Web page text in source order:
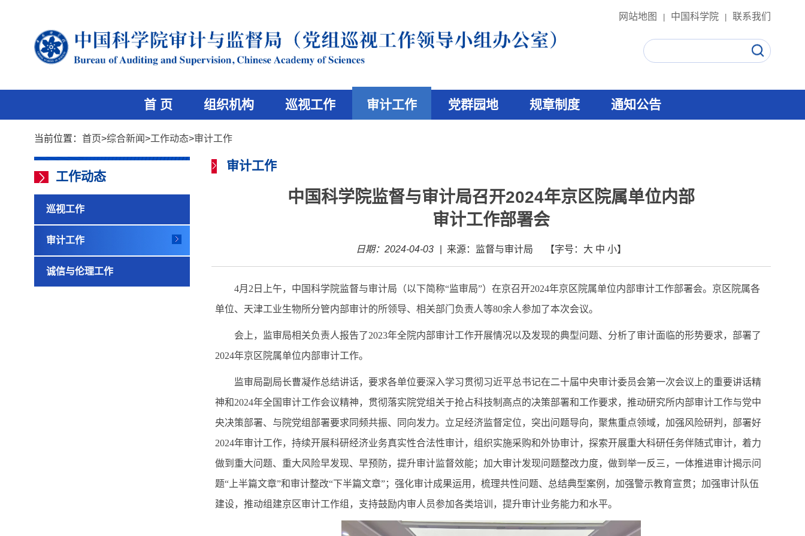
网站地图 中国科学院 联系我们
首 页 组织机构 巡视工作 审计工作 党群园地 规章制度 通知公告
当前位置： 首页>综合新闻>工作动态>审计工作
工作动态
巡视工作
审计工作
诚信与伦理工作
审计工作
中国科学院监督与审计局召开2024年京区院属单位内部
审计工作部署会
日期：2024-04-03 来源：监督与审计局 【字号： 大 中 小】
4月2日上午，中国科学院监督与审计局（以下简称“监审局”）在京召开2024年京区院属单位内部审计工作部署会。京区院属各
单位、天津工业生物所分管内部审计的所领导、相关部门负责人等80余人参加了本次会议。
会上，监审局相关负责人报告了2023年全院内部审计工作开展情况以及发现的典型问题、分析了审计面临的形势要求，部署了
2024年京区院属单位内部审计工作。
监审局副局长曹凝作总结讲话，要求各单位要深入学习贯彻习近平总书记在二十届中央审计委员会第一次会议上的重要讲话精
神和2024年全国审计工作会议精神，贯彻落实院党组关于抢占科技制高点的决策部署和工作要求，推动研究所内部审计工作与党中
央决策部署、与院党组部署要求同频共振、同向发力。立足经济监督定位，突出问题导向，聚焦重点领域，加强风险研判，部署好
2024年审计工作，持续开展科研经济业务真实性合法性审计，组织实施采购和外协审计，探索开展重大科研任务伴随式审计，着力
做到重大问题、重大风险早发现、早预防，提升审计监督效能；加大审计发现问题整改力度，做到举一反三，一体推进审计揭示问
题“上半篇文章”和审计整改“下半篇文章”；强化审计成果运用，梳理共性问题、总结典型案例，加强警示教育宣贯；加强审计队伍
建设，推动组建京区审计工作组，支持鼓励内审人员参加各类培训，提升审计业务能力和水平。